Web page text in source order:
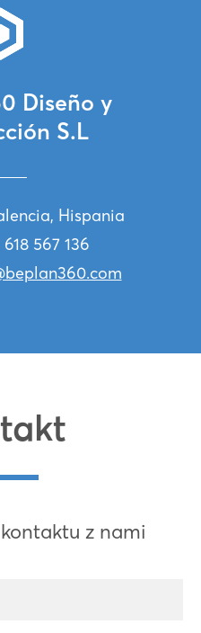
Diseño y
S.L
Hispania
618 567 136
z nami